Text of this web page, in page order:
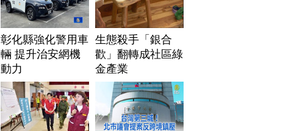
彰化縣強化警用車
輛 提升治安網機
動力
生態殺手「銀合
歡」翻轉成社區綠
金產業